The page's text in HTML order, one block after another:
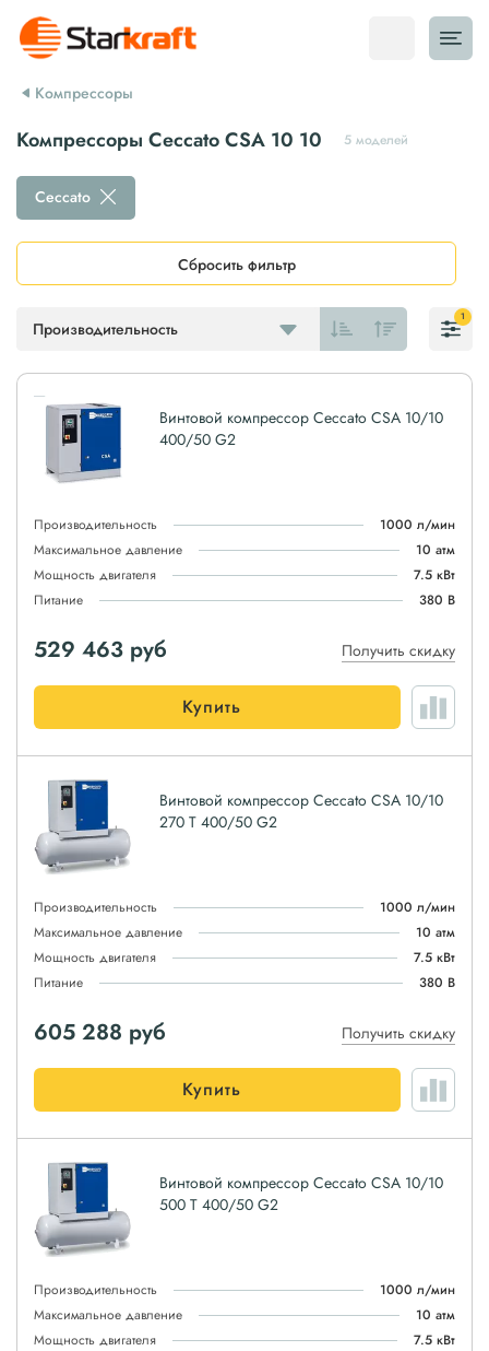
Компрессоры
Компрессоры Ceccato CSA 10 10 5 моделей
Производительность
Ceccato
Сбросить фильтр
1
Винтовой компрессор Ceccato CSA 10/10
400/50 G2
Производительность
1000 л/мин
Максимальное давление
10 атм
Мощность двигателя
7.5 кВт
Питание
380 В
529 463 руб Получить скидку
Купить
Винтовой компрессор Ceccato CSA 10/10
270 T 400/50 G2
Производительность
1000 л/мин
Максимальное давление
10 атм
Мощность двигателя
7.5 кВт
Питание
380 В
605 288 руб Получить скидку
Купить
Винтовой компрессор Ceccato CSA 10/10
500 T 400/50 G2
Производительность
1000 л/мин
Максимальное давление
10 атм
Мощность двигателя
7.5 кВт